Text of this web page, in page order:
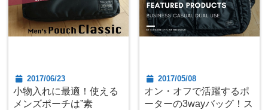
2017/06/23
小物入れに最適！使える
メンズポーチは”素
2017/05/08
オン・オフで活躍するポ
ーターの3wayバッグ！ス